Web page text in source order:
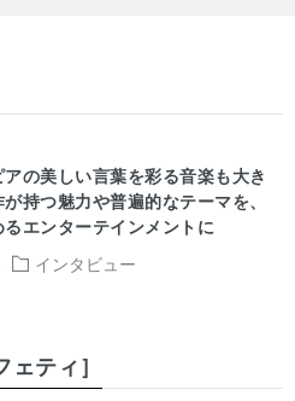
インタビュー
の美しい言葉を彩る音楽も大き
持つ魅力や普遍的なテーマを、
エンターテインメントに
ティ］